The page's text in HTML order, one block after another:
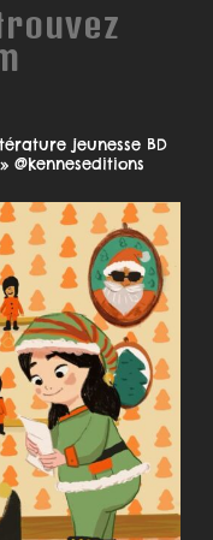
jeunesseBD
@kenneseditions